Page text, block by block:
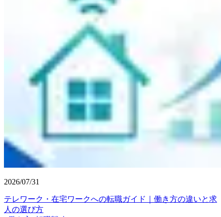
2026/07/31
テレワーク・在宅ワークへの転職ガイド｜働き方の違いと求
人の選び方